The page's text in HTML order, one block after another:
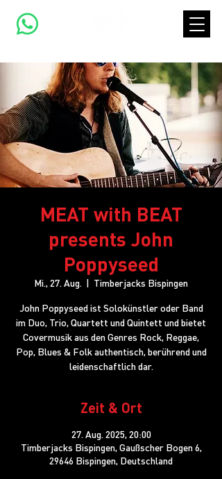
MEAT with BEAT
presents John
Poppyseed
Mi., 27. Aug.
  |
Timberjacks Bispingen
John Poppyseed ist Solokünstler oder Band
im Duo, Trio, Quartett und Quintett und bietet
Covermusik aus den Genres Rock, Reggae,
Pop, Blues & Folk authentisch, berührend und
leidenschaftlich dar.
Zeit & Ort
27. Aug. 2025, 20:00
Timberjacks Bispingen, Gaußscher Bogen 6,
29646 Bispingen, Deutschland